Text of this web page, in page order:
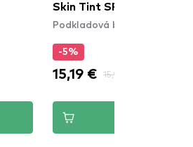
Skin Tint SPF30 - Vanilla
Bean Butta
Podkladová báza
-5%
15,19 € 15,99 €